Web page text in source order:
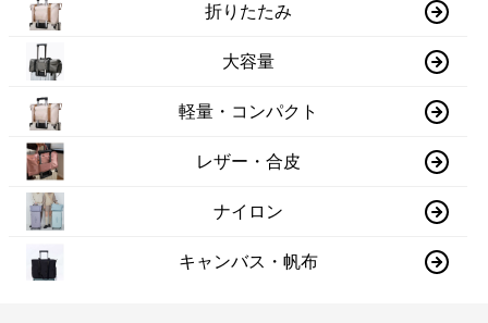
折りたたみ
大容量
軽量・コンパクト
レザー・合皮
ナイロン
キャンバス・帆布